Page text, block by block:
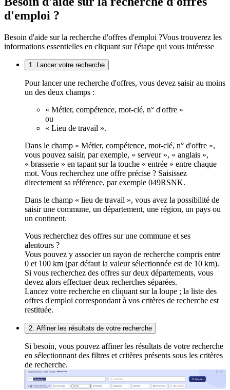
d'emploi ?
Besoin d'aide sur la recherche d'offres d'emploi ?Vous trouverez les
informations essentielles en cliquant sur l'étape qui vous intéresse
1. Lancer votre recherche
Pour lancer une recherche d'offres, vous devez saisir au moins
un des deux champs :
« Métier, compétence, mot-clé, n° d'offre »
ou
« Lieu de travail ».
Dans le champ « Métier, compétence, mot-clé, n° d'offre »,
vous pouvez saisir, par exemple, « serveur », « anglais »,
« brasserie » en tapant sur la touche « entrée » entre chaque
mot. Vous recherchez une offre précise ? Saisissez
directement sa référence, par exemple 049RSNK.
Dans le champ « lieu de travail », vous avez la possibilité de
saisir une commune, un département, une région, un pays ou
un continent.
Vous recherchez des offres sur une commune et ses
alentours ?
Vous pouvez y associer un rayon de recherche compris entre
0 et 100 km (par défaut la valeur sélectionnée est de 10 km).
Si vous recherchez des offres sur deux départements, vous
devez alors effectuer deux recherches séparées.
Lancez votre recherche en cliquant sur la loupe ; la liste des
offres d'emploi correspondant à vos critères de recherche est
restituée.
2. Affiner les résultats de votre recherche
Si besoin, vous pouvez affiner les résultats de votre recherche
en sélectionnant des filtres et critères présents sous les critères
de recherche.